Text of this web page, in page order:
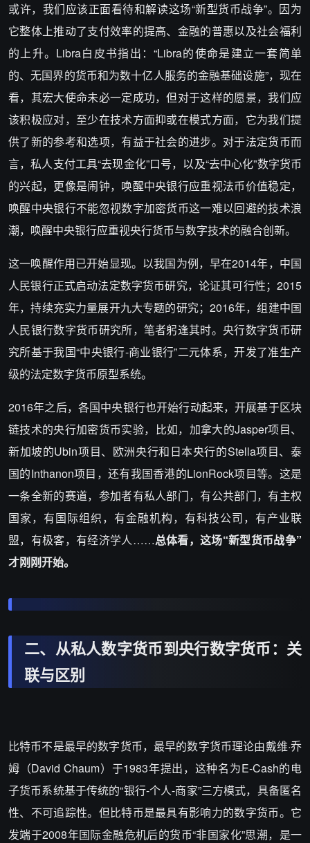
或许，我们应该正面看待和解读这场“新型货币战争”。因为
它整体上推动了支付效率的提高、金融的普惠以及社会福利
的上升。Libra白皮书指出：“Libra的使命是建立一套简单
的、无国界的货币和为数十亿人服务的金融基础设施”，现在
看，其宏大使命未必一定成功，但对于这样的愿景，我们应
该积极应对，至少在技术方面抑或在模式方面，它为我们提
供了新的参考和选项，有益于社会的进步。对于法定货币而
言，私人支付工具“去现金化”口号，以及“去中心化”数字货币
的兴起，更像是闹钟，唤醒中央银行应重视法币价值稳定，
唤醒中央银行不能忽视数字加密货币这一难以回避的技术浪
潮，唤醒中央银行应重视央行货币与数字技术的融合创新。
这一唤醒作用已开始显现。以我国为例，早在2014年，中国
人民银行正式启动法定数字货币研究，论证其可行性；2015
年，持续充实力量展开九大专题的研究；2016年，组建中国
人民银行数字货币研究所，笔者躬逢其时。央行数字货币研
究所基于我国“中央银行-商业银行”二元体系，开发了准生产
级的法定数字货币原型系统。
2016年之后，各国中央银行也开始行动起来，开展基于区块
链技术的央行加密货币实验，比如，加拿大的Jasper项目、
新加坡的Ubin项目、欧洲央行和日本央行的Stella项目、泰
国的Inthanon项目，还有我国香港的LionRock项目等。这是
一条全新的赛道，参加者有私人部门，有公共部门，有主权
国家，有国际组织，有金融机构，有科技公司，有产业联
盟，有极客，有经济学人……总体看，这场“新型货币战争”
才刚刚开始。
二、从私人数字货币到央行数字货币：关
联与区别
比特币不是最早的数字货币，最早的数字货币理论由戴维·乔
姆（David Chaum）于1983年提出，这种名为E-Cash的电
子货币系统基于传统的“银行-个人-商家”三方模式，具备匿名
性、不可追踪性。但比特币是最具有影响力的数字货币。它
发端于2008年国际金融危机后的货币“非国家化”思潮，是一